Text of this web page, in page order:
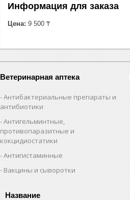
Информация для заказа
Цена: 9 500 ₸
Ветеринарная аптека
Антибактериальные препараты и
антибиотики
Антигельминтные,
противопаразитные и
кокцидиостатики
Антигистаминные
Вакцины и сыворотки